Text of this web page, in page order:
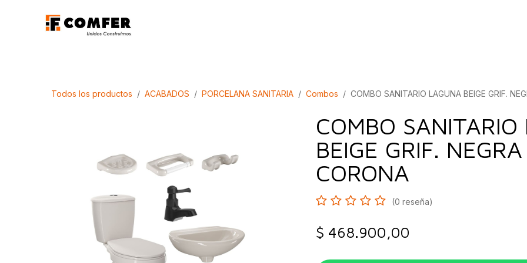
Todos los productos ACABADOS PORCELANA SANITARIA Combos COMBO SANITARIO LAGUNA BEIGE GRIF.
COMBO
BEIGE GRIF. NEGRA
CORONA
(0 reseña)
$ 468.900,00